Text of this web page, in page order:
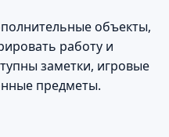
объекты,
работу и
заметки, игровые
предметы.